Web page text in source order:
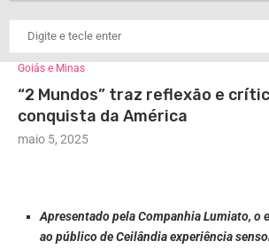
Goiás e Minas
“2 Mundos” traz reflexão e
conquista da América
maio 5, 2025
Apresentado pela Companhia Lumiato, o
ao público de Ceilândia experiência